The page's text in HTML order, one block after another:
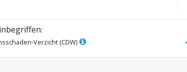
:
Verzicht (CDW)